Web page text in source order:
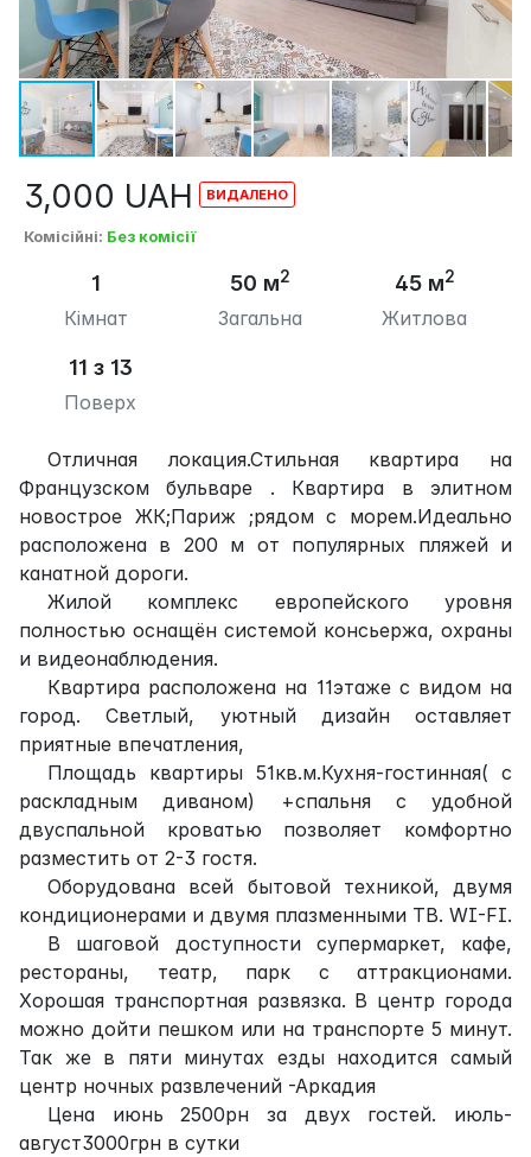
3,000 UAH
Комісійні: Без комісії
1
Кімнат
50 м2
Загальна
45 м2
Житлова
11 з 13
Поверх
Отличная локация.Стильная квартира на
Французском бульваре . Квартира в элитном
новострое ЖК;Париж ;рядом с морем.Идеально
расположена в 200 м от популярных пляжей и
канатной дороги.
Жилой комплекс европейского уровня
полностью оснащён системой консьержа, охраны
и видеонаблюдения.
Квартира расположена на 11этаже с видом на
город. Светлый, уютный дизайн оставляет
приятные впечатления,
Площадь квартиры 51кв.м.Кухня-гостинная( с
раскладным диваном) +спальня с удобной
двуспальной кроватью позволяет комфортно
разместить от 2-3 гостя.
Оборудована всей бытовой техникой, двумя
кондиционерами и двумя плазменными ТВ. WI-FI.
В шаговой доступности супермаркет, кафе,
рестораны, театр, парк с аттракционами.
Хорошая транспортная развязка. В центр города
можно дойти пешком или на транспорте 5 минут.
Так же в пяти минутах езды находится самый
центр ночных развлечений -Аркадия
Цена июнь 2500рн за двух гостей. июль-
август3000грн в сутки